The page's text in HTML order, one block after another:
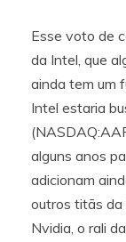
Esse voto de
da Intel, que
ainda tem um
Intel estaria
alguns anos
adicionam
outros titãs da
Nvidia, o rali